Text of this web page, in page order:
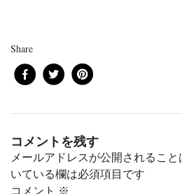
Share
コメントを残す
メールアドレスが公開されること
いている欄は必須項目です
コメント ※